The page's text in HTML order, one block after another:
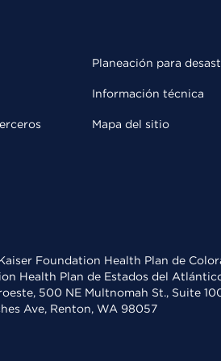
Planeación para
Información técnica
Mapa del sitio
Foundation Health Plan de
Health Plan de Estados del
500 NE Multnomah St., Suite
Ave, Renton, WA 98057